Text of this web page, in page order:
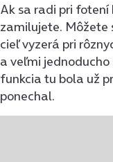
Ak sa radi pri
zamilujete. Môžete
cieľ vyzerá pri
a veľmi
funkcia tu bola už
ponechal.